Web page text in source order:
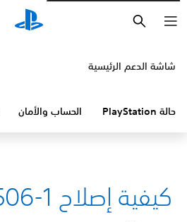
شاشة الدعم الرئيسية
حالة PlayStation الحساب والأمان
كيفية إصلاح CE-109506-1